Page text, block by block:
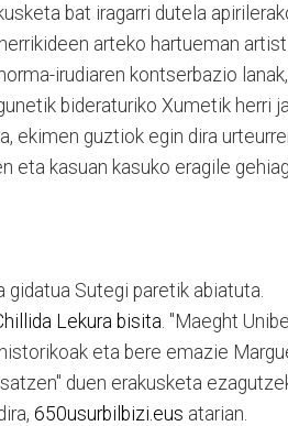
bat iragarri dutela
arteko hartueman
irudiaren kontserbazio
bideraturiko Xumetik herri
ekimen guztiok egin dira
eta kasuan kasuko eragile
Sutegi paretik abiatuta.
Lekura bisita . "Maeght
eta bere emazie
duen erakusketa
650usurbilbizi.eus atarian.